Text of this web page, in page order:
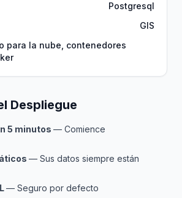
Postgresql
GIS
para la nube, contenedores
Despliegue
5 minutos — Comience
— Sus datos siempre están
— Seguro por defecto